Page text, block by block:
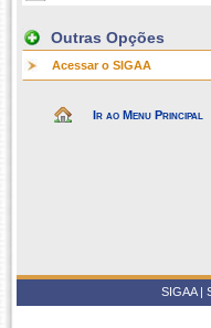
Outras Opções
Acessar o SIGAA
Ir ao Menu Principal
SIGAA |